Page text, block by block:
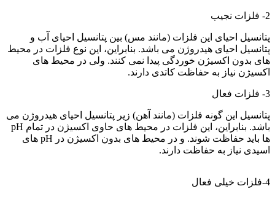
2- فلزات نجیب
پتانسیل احیای این فلزات (مانند مس) بین پتانسیل احیای آب و
پتانسیل احیای هیدروژن می باشد. بنابراین، این نوع فلزات در محیط
های بدون اکسیژن خوردگی پیدا نمی کنند. ولی در محیط های
اکسیژن نیاز به حفاظت کاتدی دارند.
3- فلزات فعال
پتانسیل این گونه فلزات (مانند آهن) زیر پتانسیل احیای هیدروژن می
باشد. بنابراین، این فلزات در محیط های حاوی اکسیژن در تمام pH
ها باید حفاظت شوند. و در محیط های بدون اکسیژن در pH های
اسیدی نیاز به حفاظت دارند.
4-فلزات خیلی فعال